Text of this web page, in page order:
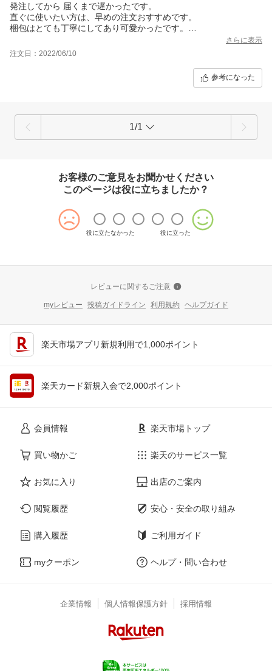
発注してから 届くまで遅かったです。
直ぐに使いたい方は、早めの注文おすすめです。
梱包はとても丁寧にしてあり可愛かったです。
お安く購入できました。
さらに表示
注文日：2022/06/10
参考になった
1/1
お客様のご意見をお聞かせください
このページは役に立ちましたか？
役に立たなかった 役に立った
レビューに関するご注意
myレビュー 投稿ガイドライン 利用規約 ヘルプガイド
楽天市場アプリ新規利用で1,000ポイント
楽天カード新規入会で2,000ポイント
会員情報
買い物かご
お気に入り
閲覧履歴
購入履歴
myクーポン
楽天市場トップ
楽天のサービス一覧
出店のご案内
安心・安全の取り組み
ご利用ガイド
ヘルプ・問い合わせ
企業情報 個人情報保護方針 採用情報